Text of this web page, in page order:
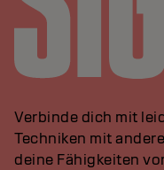
Verbinde dich mit
Techniken mit
deine Fähigkeiten